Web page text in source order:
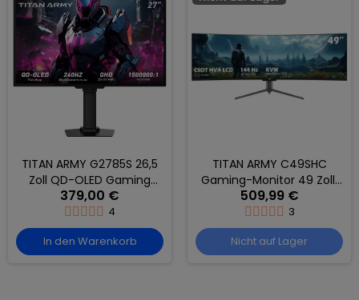
TITAN ARMY G2785S 26,5
Zoll QD-OLED Gaming
Monitor, QHD 2560×1440,
240Hz, 0,03ms GTG, HDR10
379,00 €
4
In den Warenkorb
TITAN ARMY C49SHC
Gaming-Monitor 49 Zoll,
1800R Curved, 144Hz, DFHD
509,99 €
3
Nicht auf Lager